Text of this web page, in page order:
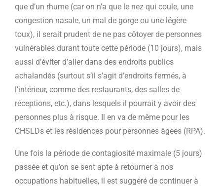
que d’un rhume (car on n’a que le nez qui coule, une
congestion nasale, un mal de gorge ou une légère
toux), il serait prudent de ne pas côtoyer de personnes
vulnérables durant toute cette période (10 jours), mais
aussi d’éviter d’aller dans des endroits publics
achalandés (surtout s’il s’agit d’endroits fermés, à
l’intérieur, comme des restaurants, des salles de
réceptions, etc.), dans lesquels il pourrait y avoir des
personnes plus à risque. Il en va de même pour les
CHSLDs et les résidences pour personnes âgées (RPA).
Une fois la période de contagiosité maximale (5 jours)
passée et qu’on se sent apte à retourner à nos
occupations habituelles, il est suggéré de continuer à